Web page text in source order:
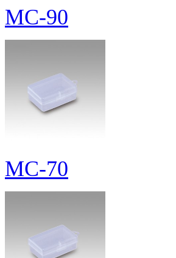
MC-90
MC-70